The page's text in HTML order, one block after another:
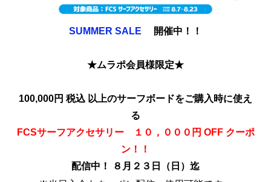
SUMMER SALE 開催中！！
★ムラポ会員様限定★
100,000円 税込 以上のサーフボードをご購入時に使え
る
FCSサーフアクセサリー １０，０００円 OFF クーポ
ン！！
配信中！ ８月２３日（日）迄